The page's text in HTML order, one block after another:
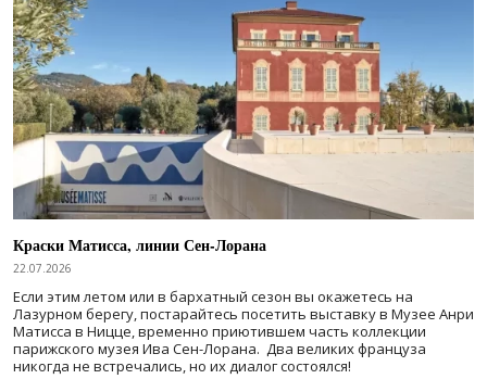
Краски Матисса, линии Сен-Лорана
22.07.2026
Если этим летом или в бархатный сезон вы окажетесь на
Лазурном берегу, постарайтесь посетить выставку в Музее Анри
Матисса в Ницце, временно приютившем часть коллекции
парижского музея Ива Сен-Лорана. Два великих француза
никогда не встречались, но их диалог состоялся!